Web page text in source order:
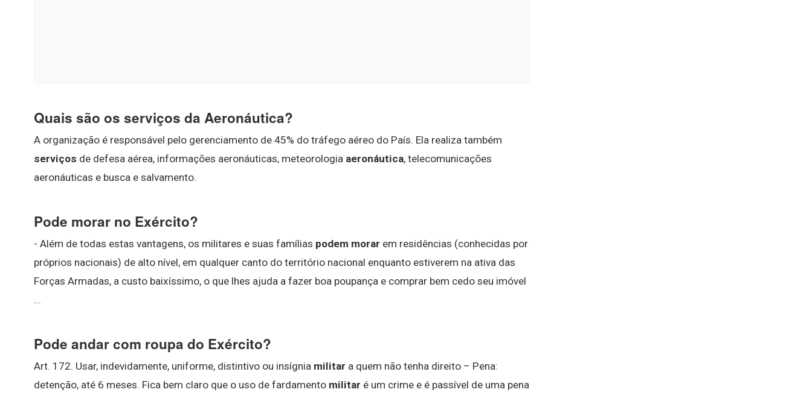
Quais são os serviços da Aeronáutica?
A organização é responsável pelo gerenciamento de 45% do tráfego aéreo do País. Ela realiza também
serviços de defesa aérea, informações aeronáuticas, meteorologia aeronáutica, telecomunicações
aeronáuticas e busca e salvamento.
Pode morar no Exército?
- Além de todas estas vantagens, os militares e suas famílias podem morar em residências (conhecidas por
próprios nacionais) de alto nível, em qualquer canto do território nacional enquanto estiverem na ativa das
Forças Armadas, a custo baixíssimo, o que lhes ajuda a fazer boa poupança e comprar bem cedo seu imóvel
...
Pode andar com roupa do Exército?
Art. 172. Usar, indevidamente, uniforme, distintivo ou insígnia militar a quem não tenha direito – Pena:
detenção, até 6 meses. Fica bem claro que o uso de fardamento militar é um crime e é passível de uma pena